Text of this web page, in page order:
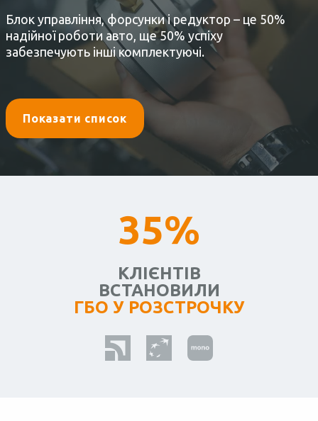
Блок управління, форсунки і редуктор – це 50%
надійної роботи авто, ще 50% успіху
забезпечують інші комплектуючі.
Показати список
35%
КЛІЄНТІВ
ВСТАНОВИЛИ
ГБО У РОЗСТРОЧКУ